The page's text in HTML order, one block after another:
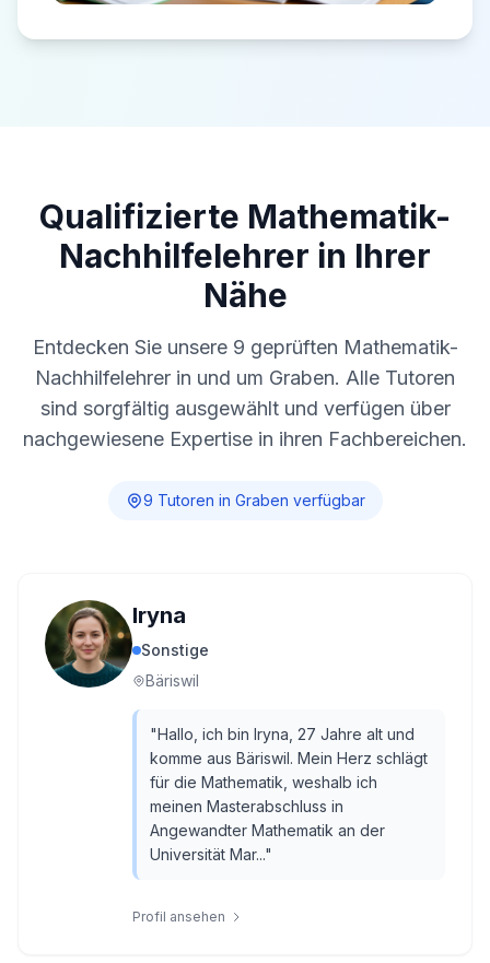
Qualifizierte Mathematik-
Nachhilfelehrer in Ihrer
Nähe
Entdecken Sie unsere 9 geprüften Mathematik-
Nachhilfelehrer in und um Graben. Alle Tutoren
sind sorgfältig ausgewählt und verfügen über
nachgewiesene Expertise in ihren Fachbereichen.
9 Tutoren in Graben verfügbar
Iryna
Sonstige
Bäriswil
"Hallo, ich bin Iryna, 27 Jahre alt und
komme aus Bäriswil. Mein Herz schlägt
für die Mathematik, weshalb ich
meinen Masterabschluss in
Angewandter Mathematik an der
Universität Mar..."
Profil ansehen